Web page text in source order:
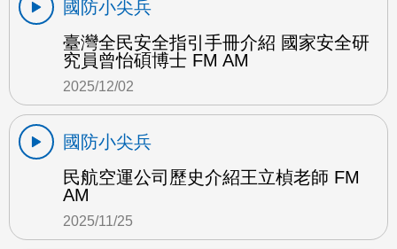
國防小尖兵
臺灣全民安全指引手冊介紹 國家安全研
究員曾怡碩博士 FM AM
2025/12/02
國防小尖兵
民航空運公司歷史介紹王立楨老師 FM
AM
2025/11/25